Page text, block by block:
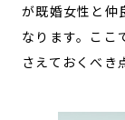
が既婚女性と仲
なります。ここ
さえておくべき